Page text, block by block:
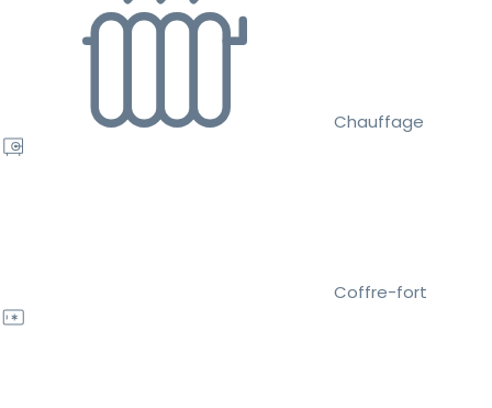
Chauffage
Coffre-fort